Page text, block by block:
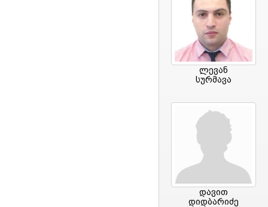
ლევან
სურმავა
დავით
დიდბარიძე